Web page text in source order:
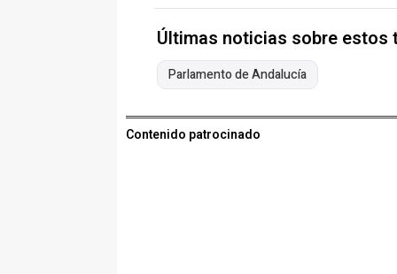
Últimas noticias sobre estos
Parlamento de Andalucía
Contenido patrocinado